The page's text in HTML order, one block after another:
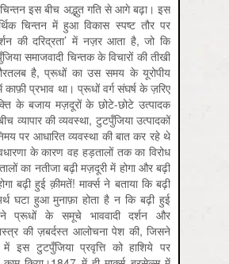
चिन्तन इस बीच अद्भुत गति से आगे बढ़ा। इस
चिन्तन में हुआ विकास स्पष्ट तौर पर
की दरिद्रता’ में नज़र आता है, जो कि
समाजवादी चिन्तक के विचारों की तीखी
है, प्रूधों का उस समय के यूरोपीय
प्रभाव था। प्रूधों वर्ग संघर्ष के ज़रिए
के बजाय मज़दूरों के छोटे-छोटे उत्पादक
व्यापार की व्यवस्था, टुटपुँजिया उत्पादकों
पर आधारित व्यवस्था की बात कर रहे थे
के कारण वह हड़तालों तक का विरोध
का नतीजा बढ़ी मज़दूरी में होगा और बढ़ी
बढ़ी हुई क़ीमतें! मार्क्स ने बताया कि बढ़ी
घटा हुआ मुनाफ़ा होता है न कि बढ़ी हुई
ने प्रूधों के समूचे भाववादी दर्शन और
की ज़बर्दस्त आलोचना पेश की, जिसने
इस टुटपुँजिया प्रवृत्ति को हाशिये पर